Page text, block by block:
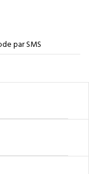
par SMS